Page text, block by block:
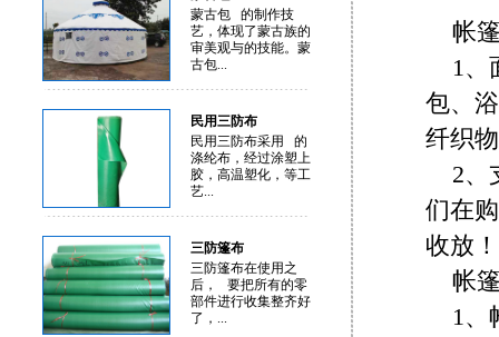
蒙古包 的制作技
艺，体现了蒙古族的
审美观与的技能。蒙
古包...
民用三防布
民用三防布采用 的
涤纶布，经过涂塑上
胶，高温塑化，等工
艺...
三防篷布
三防篷布在使用之
后， 要把所有的零
部件进行收集整齐好
了，...
帐
1、
包、
纤织
2、
们在
收放
帐
1、